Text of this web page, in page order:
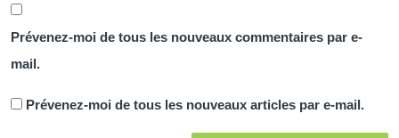
Prévenez-moi de tous les nouveaux commentaires par e-
mail.
Prévenez-moi de tous les nouveaux articles par e-mail.